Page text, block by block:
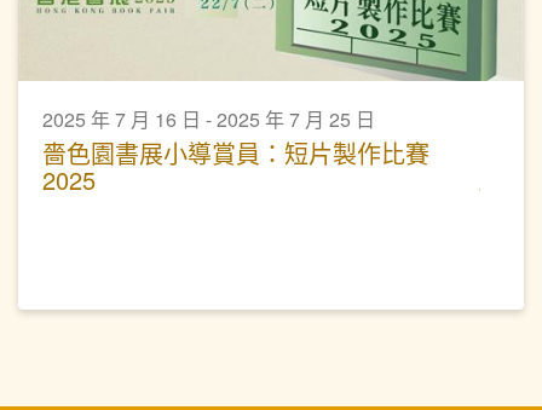
2025 年 7 月 16 日 - 2025 年 7 月 25 日
嗇色園書展小導賞員：短片製作比賽
2025